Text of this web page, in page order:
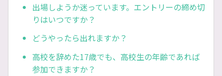
出場しようか迷っています。エントリーの締め切
りはいつですか？
どうやったら出れますか？
高校を辞めた17歳でも、高校生の年齢であれば
参加できますか？